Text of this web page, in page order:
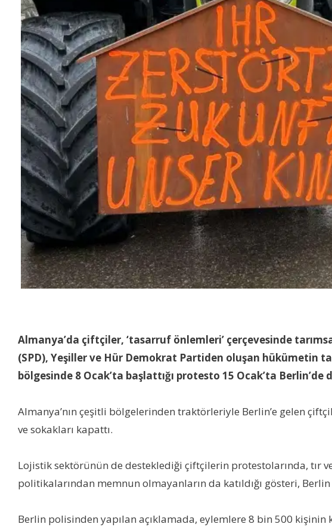
Almanya’da çiftçiler, ‘tasarruf önlemleri’ çerçevesinde
(SPD), Yeşiller ve Hür Demokrat Partiden oluşan hükümetin
bölgesinde 8 Ocak’ta başlattığı protesto 15 Ocak’ta Berlin’de
Almanya’nın çeşitli bölgelerinden traktörleriyle Berlin’e gelen
ve sokakları kapattı.
Lojistik sektörünün de desteklediği çiftçilerin protestolarında, tır
politikalarından memnun olmayanların da katıldığı gösteri,
Berlin polisinden yapılan açıklamada, eylemlere 8 bin 500 kişinin